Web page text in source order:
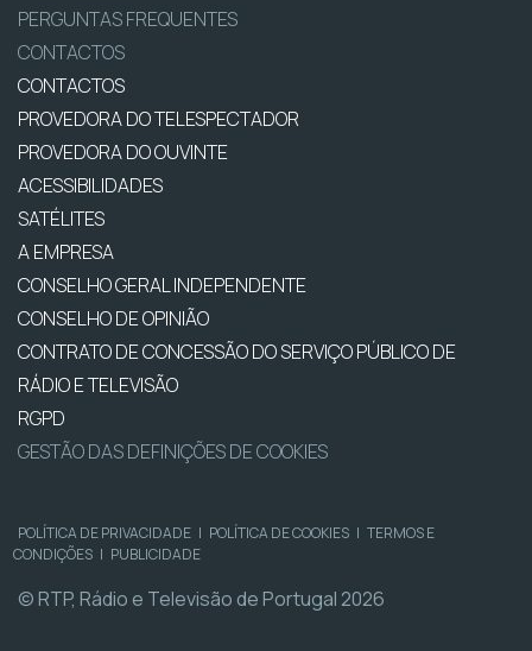
PERGUNTAS FREQUENTES
CONTACTOS
CONTACTOS
PROVEDORA DO TELESPECTADOR
PROVEDORA DO OUVINTE
ACESSIBILIDADES
SATÉLITES
A EMPRESA
CONSELHO GERAL INDEPENDENTE
CONSELHO DE OPINIÃO
CONTRATO DE CONCESSÃO DO SERVIÇO PÚBLICO DE
RÁDIO E TELEVISÃO
RGPD
GESTÃO DAS DEFINIÇÕES DE COOKIES
POLÍTICA DE PRIVACIDADE | POLÍTICA DE COOKIES | TERMOS E
CONDIÇÕES | PUBLICIDADE
© RTP, Rádio e Televisão de Portugal 2026